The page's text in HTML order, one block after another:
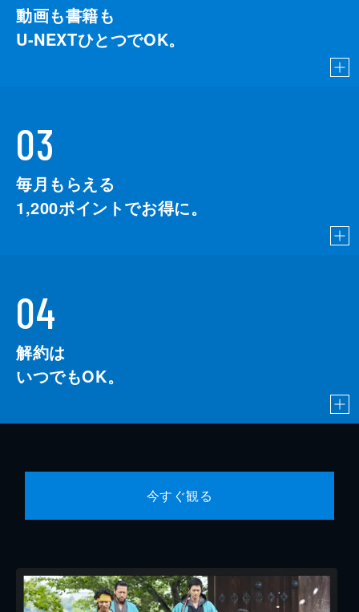
動画も書籍も
U-NEXTひとつでOK。
03
毎月もらえる
1,200ポイントでお得に。
04
解約は
いつでもOK。
今すぐ観る